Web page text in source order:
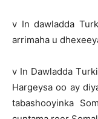
v In dawladda
arrimaha u
v In Dawladda
Hargeysa oo ay
tabashooyinka